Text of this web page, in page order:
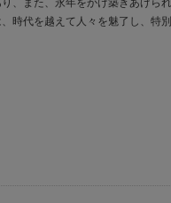
時代を越えて人々を魅了し、特